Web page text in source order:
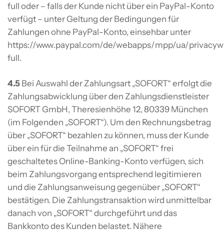
full oder – falls der Kunde nicht über ein PayPal-Konto
verfügt – unter Geltung der Bedingungen für
Zahlungen ohne PayPal-Konto, einsehbar unter
https://www.paypal.com/de/webapps/mpp/ua/
full.
4.5 Bei Auswahl der Zahlungsart „SOFORT“ erfolgt die
Zahlungsabwicklung über den Zahlungsdienstleister
SOFORT GmbH, Theresienhöhe 12, 80339 München
(im Folgenden „SOFORT“). Um den Rechnungsbetrag
über „SOFORT“ bezahlen zu können, muss der Kunde
über ein für die Teilnahme an „SOFORT“ frei
geschaltetes Online-Banking-Konto verfügen, sich
beim Zahlungsvorgang entsprechend legitimieren
und die Zahlungsanweisung gegenüber „SOFORT“
bestätigen. Die Zahlungstransaktion wird unmittelbar
danach von „SOFORT“ durchgeführt und das
Bankkonto des Kunden belastet. Nähere